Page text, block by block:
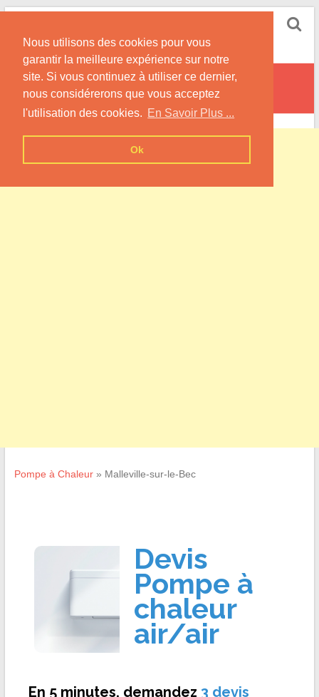
Nous utilisons des cookies pour vous
garantir la meilleure expérience sur notre
site. Si vous continuez à utiliser ce dernier,
nous considérerons que vous acceptez
l'utilisation des cookies. En Savoir Plus ...
Ok
Skip
content
Informations sur les Pompes à Chaleur
Malleville-sur-le-Bec
Pompe à Chaleur» Malleville-sur-le-Bec